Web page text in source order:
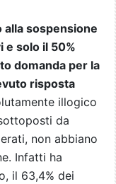
alla sospensione
e solo il 50%
domanda per la
risposta
illogico
da
non abbiano
Infatti ha
il 63,4% dei